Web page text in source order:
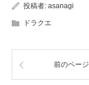
投稿者: asanagi
ドラクエ
前のページ